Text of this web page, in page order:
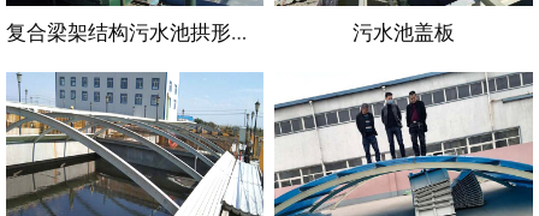
复合梁架结构污水池拱形盖板 污水池盖板